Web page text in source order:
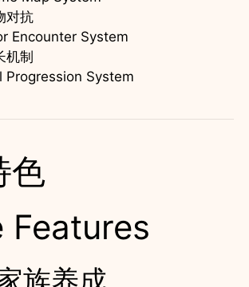
对抗
Encounter System
机制
Progression System
色
Features
族养成